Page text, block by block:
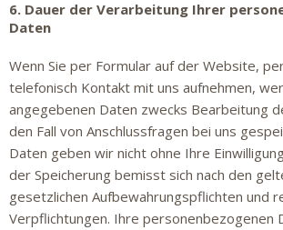
6. Dauer der Verarbeitung Ihrer
Daten
Wenn Sie per Formular auf der Website,
telefonisch Kontakt mit uns aufnehmen,
angegebenen Daten zwecks Bearbeitung
den Fall von Anschlussfragen bei uns
Daten geben wir nicht ohne Ihre
der Speicherung bemisst sich nach den
gesetzlichen Aufbewahrungspflichten und
Verpflichtungen. Ihre personenbezogenen